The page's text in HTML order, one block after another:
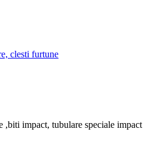
clesti furtune
,biti impact, tubulare speciale impact